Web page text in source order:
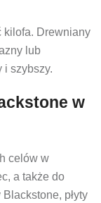
kilofa. Drewniany
lub
i szybszy.
w
celów w
a także do
płyty